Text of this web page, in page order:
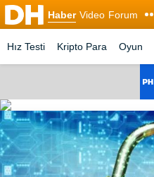
Haber Video Forum
Hız Testi Kripto Para Oyun